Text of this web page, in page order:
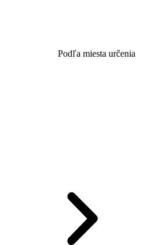
Podľa miesta určenia